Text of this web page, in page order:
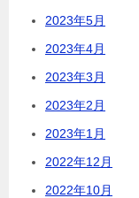
2023年5月
2023年4月
2023年3月
2023年2月
2023年1月
2022年12月
2022年10月